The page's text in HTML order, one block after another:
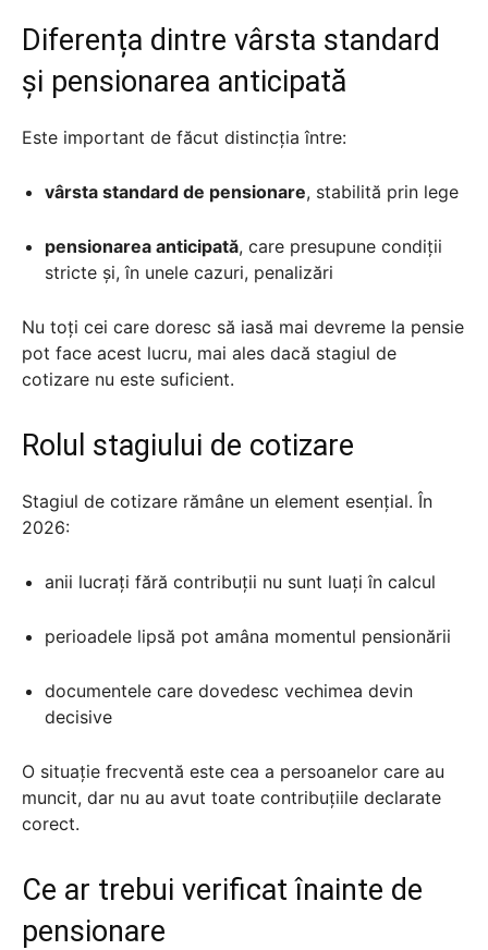
Diferența dintre vârsta standard
și pensionarea anticipată
Este important de făcut distincția între:
vârsta standard de pensionare, stabilită prin lege
pensionarea anticipată, care presupune condiții
stricte și, în unele cazuri, penalizări
Nu toți cei care doresc să iasă mai devreme la pensie
pot face acest lucru, mai ales dacă stagiul de
cotizare nu este suficient.
Rolul stagiului de cotizare
Stagiul de cotizare rămâne un element esențial. În
2026:
anii lucrați fără contribuții nu sunt luați în calcul
perioadele lipsă pot amâna momentul pensionării
documentele care dovedesc vechimea devin
decisive
O situație frecventă este cea a persoanelor care au
muncit, dar nu au avut toate contribuțiile declarate
corect.
Ce ar trebui verificat înainte de
pensionare